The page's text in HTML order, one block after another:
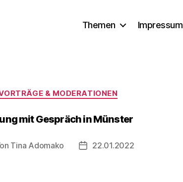
Themen Impressum
Kategorien
& MODERATIONEN
mit Gespräch in Münster
Tina Adomako Veröffentlichungsdatum
22.01.2022